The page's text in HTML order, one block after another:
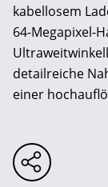
kabellosem
64-Megapixel-
detailreiche
einer